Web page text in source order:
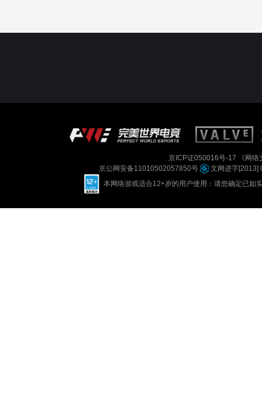
京ICP证050016号-17
《网
京公网安备11010502057850号
文网进字[2013]
本网络游戏适合12+岁的用户使用：请您确定已如